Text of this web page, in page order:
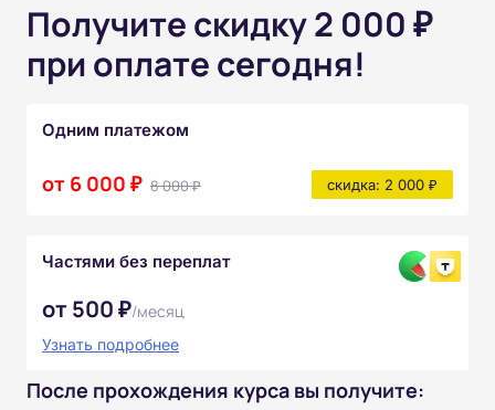
Получите скидку 2 000 ₽
при оплате сегодня!
Одним платежом
от 6 000 ₽ 8 000 ₽ скидка: 2 000 ₽
Частями без переплат
от 500 ₽/месяц
Узнать подробнее
После прохождения курса вы получите: